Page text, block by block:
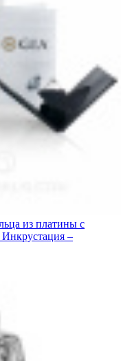
из платины с
Инкрустация –